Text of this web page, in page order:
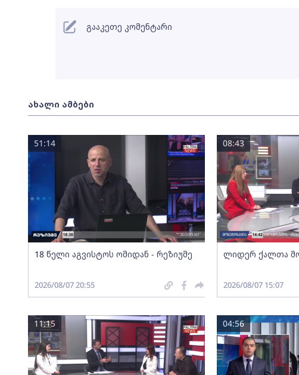
ახალი ამბები
18 წელი აგვისტოს ომიდან - რეზიუმე
51:14
2026/08/07 20:55
ლიდერ ქალთა
08:43
2026/08/07 15:07
11:15 04:56
გააკეთე კომენტარი